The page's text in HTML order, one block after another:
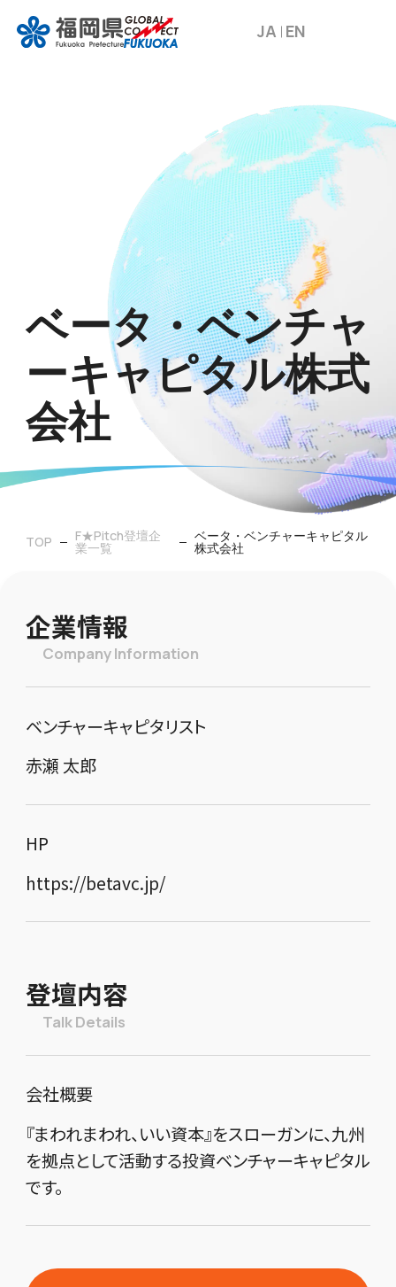
JA EN
ベータ・ベンチャ
ーキャピタル株式
会社
TOP F★Pitch登壇企
業一覧
ベータ・ベンチャーキャピタル
株式会社
企業情報
Company Information
ベンチャーキャピタリスト
赤瀬 太郎
HP
https://betavc.jp/
登壇内容
Talk Details
会社概要
『まわれまわれ、いい資本』をスローガンに、九州
を拠点として活動する投資ベンチャーキャピタル
です。